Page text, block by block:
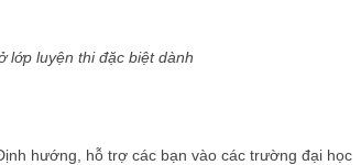
lớp luyện thi đặc biệt dành
hướng, hỗ trợ các bạn vào các trường đại học